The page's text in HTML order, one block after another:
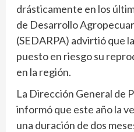
drásticamente en los
de Desarrollo
(SEDARPA) advirtió que
puesto en riesgo su
en la región.
La Dirección General de
informó que este año la
una duración de dos